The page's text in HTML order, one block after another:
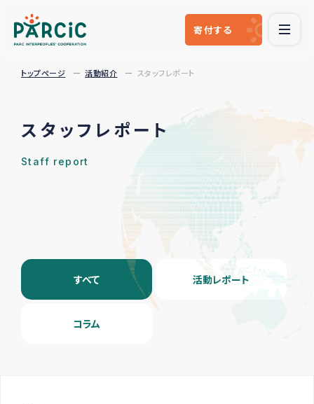
寄付する
トップページ 活動紹介 スタッフレポート
スタッフレポート
Staff report
すべて 活動レポート
コラム